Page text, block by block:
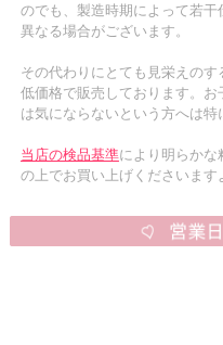
のでも、製造時期によって若
異なる場合がございます。
その代わりにとても見栄えの
低価格で販売しております。
は気にならないという方へは特
当店の検品基準により明らかな
の上でお買い上げくださいます